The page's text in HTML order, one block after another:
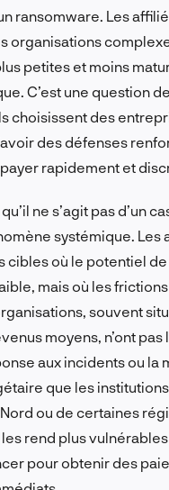
ransomware. Les
organisations
petites et moins
C’est une question
choisissent des
des défenses
rapidement et
ne s’agit pas d’un
systémique. Les
cibles où le potentiel
mais où les
souvent
moyens, n’ont pas
aux incidents ou la
que les institutions
ou de certaines
les rend plus
pour obtenir des